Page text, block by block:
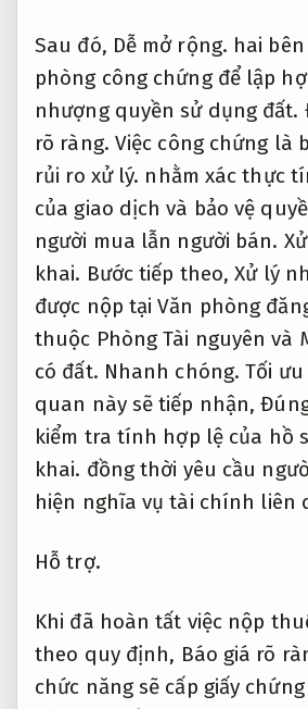
Sau đó, Dễ mở rộng. hai
phòng công chứng để lập
nhượng quyền sử dụng đất.
rõ ràng. Việc công chứng là
rủi ro xử lý. nhằm xác thực
của giao dịch và bảo vệ
người mua lẫn người bán.
khai. Bước tiếp theo,Xử lý
được nộp tại Văn phòng
thuộc Phòng Tài nguyên và
có đất. Nhanh chóng. Tối
quan này sẽ tiếp nhận,
kiểm tra tính hợp lệ của hồ
khai. đồng thời yêu cầu
hiện nghĩa vụ tài chính liên
Hỗ trợ.
Khi đã hoàn tất việc nộp
theo quy định, Báo giá rõ
chức năng sẽ cấp giấy